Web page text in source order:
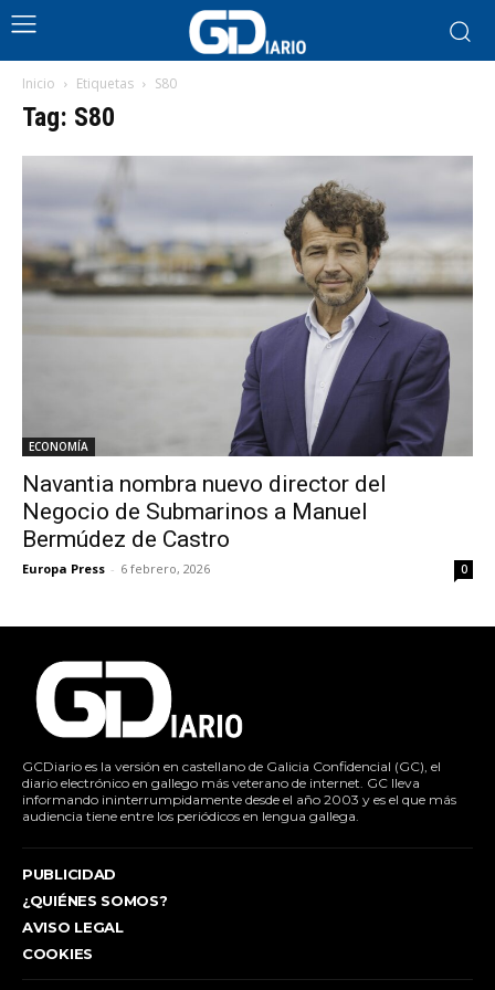
Inicio Etiquetas S80
Tag: S80
ECONOMÍA
Navantia nombra nuevo director del
Negocio de Submarinos a Manuel
Bermúdez de Castro
Europa Press - 6 febrero, 2026 0
GCDiario es la versión en castellano de Galicia Confidencial (GC), el
diario electrónico en gallego más veterano de internet. GC lleva
informando ininterrumpidamente desde el año 2003 y es el que más
audiencia tiene entre los periódicos en lengua gallega.
PUBLICIDAD
¿QUIÉNES SOMOS?
AVISO LEGAL
COOKIES